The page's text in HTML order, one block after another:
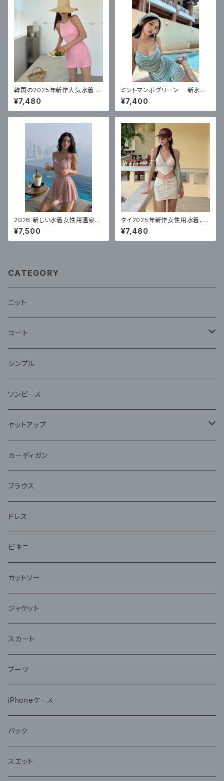
韓国の2025年新作人気水着 レ
ディース ワンピース スカート 無
地 着痩せ お腹カバー セクシー
¥7,480
ミントマンボグリーン 新水着
レディース 美しいハイエンド ス
プリットスカートスタイル リゾー
ト
¥7,400
2026 新しい水着女性用温泉ワ
ンピースドレスコンサバピンク
ハイエンドホットスタイル
¥7,500
タイ2025年新作女性用水着、高
級、美しい、無地、セクシーなス
プリットビキニ3点セット
¥7,480
CATEGORY
ニット
コート
ファー
シンプル
ワンピース
セットアップ
ジャケット
アンサンブル
カーディガン
ブラウス
ドレス
ビキニ
カットソー
ジャケット
スカート
ブーツ
iPhoneケース
バック
スエット